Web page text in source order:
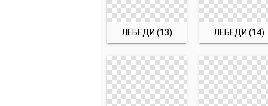
ЛЕБЕДИ (13) ЛЕБЕДИ (14)